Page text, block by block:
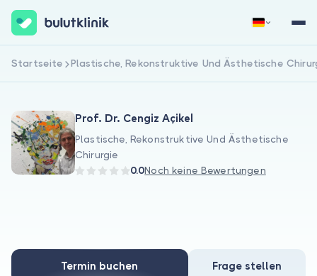
Jetzt registrieren Anmelden
Startseite Plastische, Rekonstruktive Und Ästhetische
Prof. Dr. Cengiz Açikel
Plastische, Rekonstruktive Und Ästhetische
Chirurgie
0.0Noch keine Bewertungen
Termin buchen Frage stellen